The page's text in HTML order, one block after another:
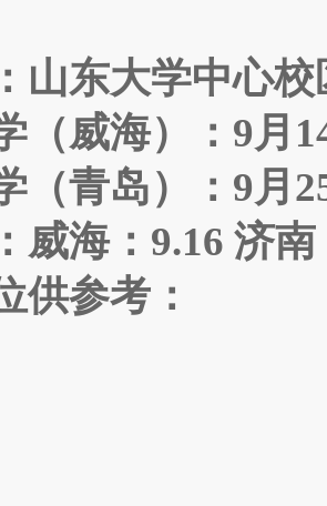
山东大学中心
（威海）：9月
（青岛）：9月
威海：9.16 济南
供参考：